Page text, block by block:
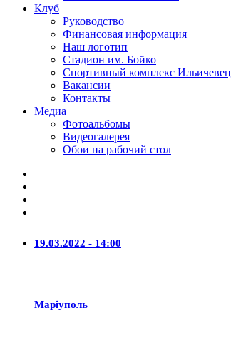
Клуб
Руководство
Финансовая информация
Наш логотип
Стадион им. Бойко
Спортивный комплекс Ильичевец
Вакансии
Контакты
Медиа
Фотоальбомы
Видеогалерея
Обои на рабочий стол
19.03.2022 - 14:00
Маріуполь